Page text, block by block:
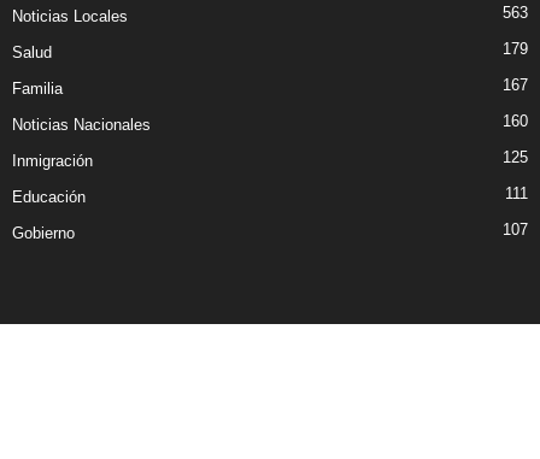
Noticias Locales 563
Salud 179
Familia 167
Noticias Nacionales 160
Inmigración 125
Educación 111
Gobierno 107